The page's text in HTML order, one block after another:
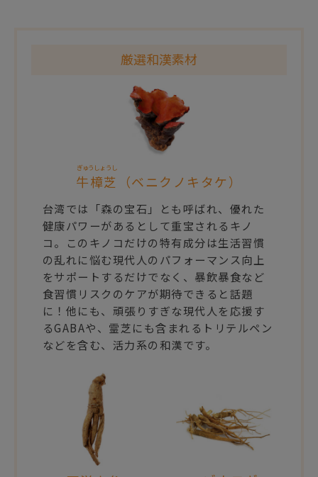
厳選和漢素材
牛樟芝
ぎゅうしょうし
（ベニクノキタケ）
台湾では「森の宝石」とも呼ばれ、優れた
健康パワーがあるとして重宝されるキノ
コ。このキノコだけの特有成分は生活習慣
の乱れに悩む現代人のパフォーマンス向上
をサポートするだけでなく、暴飲暴食など
食習慣リスクのケアが期待できると話題
に！他にも、頑張りすぎな現代人を応援す
るGABAや、霊芝にも含まれるトリテルペン
などを含む、活力系の和漢です。